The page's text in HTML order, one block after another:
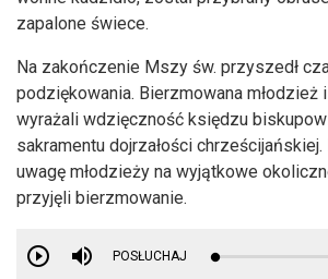
zapalone świece.
Na zakończenie Mszy św. przyszedł
podziękowania. Bierzmowana młodzież
wyrażali wdzięczność księdzu
sakramentu dojrzałości
uwagę młodzieży na wyjątkowe
przyjęli bierzmowanie.
POSŁUCHAJ